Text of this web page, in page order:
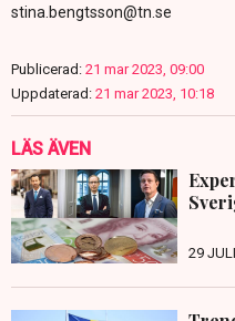
stina.bengtsson@tn.se
Publicerad: 21 mar 2023, 09:00
Uppdaterad: 21 mar 2023, 10:18
LÄS ÄVEN
29